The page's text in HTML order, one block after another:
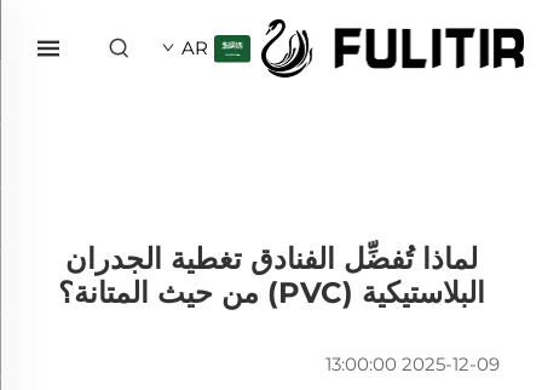
AR
لماذا تُفضِّل الفنادق تغطية الجدران
البلاستيكية (PVC) من حيث المتانة؟
2025-12-09 13:00:00